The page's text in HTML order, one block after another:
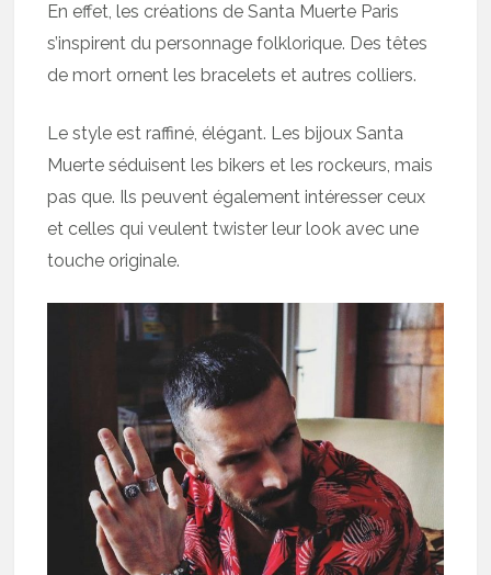
En effet, les créations de Santa Muerte Paris
s’inspirent du personnage folklorique. Des têtes
de mort ornent les bracelets et autres colliers.
Le style est raffiné, élégant. Les bijoux Santa
Muerte séduisent les bikers et les rockeurs, mais
pas que. Ils peuvent également intéresser ceux
et celles qui veulent twister leur look avec une
touche originale.